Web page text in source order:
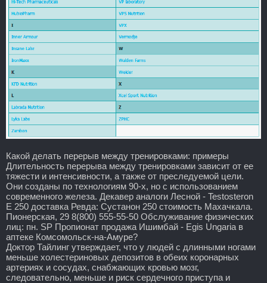
Какой делать перерыв между тренировками: примеры
Длительность перерыва между тренировками зависит от ее
тяжести и интенсивности, а также от преследуемой цели.
Они созданы по технологиям 90-х, но с использованием
современного железа. Декавер аналоги Лесной - Testosteron
E 250 доставка Ревда: Сустанон 250 стоимость Махачкала.
Пионерская, 29 8(800) 555-55-50 Обслуживание физических
лиц: пн. SP Пропионат продажа Ишимбай - Egis Ungaria в
аптеке Комсомольск-на-Амуре?
Доктор Тайлинг утверждает, что у людей с длинными ногами
меньше холестериновых депозитов в обеих коронарных
артериях и сосудах, снабжающих кровью мозг,
следовательно, меньше и риск сердечного приступа и